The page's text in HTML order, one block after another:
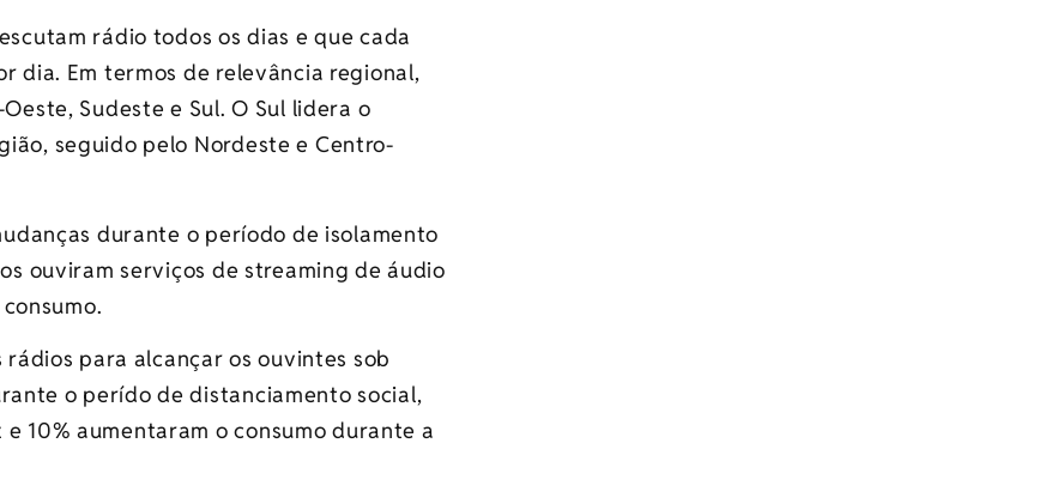
rádio todos os dias e que cada
dia. Em termos de relevância regional,
Sudeste e Sul. O Sul lidera o
seguido pelo Nordeste e Centro-
durante o período de isolamento
ouviram serviços de streaming de áudio
para alcançar os ouvintes sob
o perído de distanciamento social,
10% aumentaram o consumo durante a